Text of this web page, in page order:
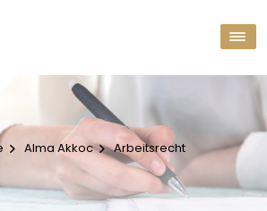
Alma Akkoc Arbeitsrecht